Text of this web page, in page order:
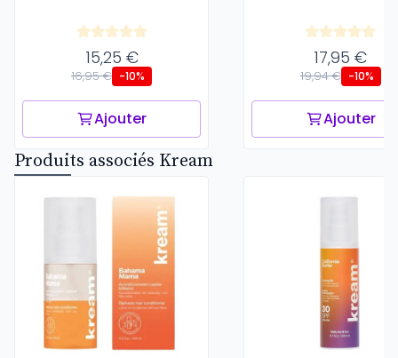
15,25 €
16,95 € -10%
Ajouter
17,95 €
19,94 € -10%
Ajouter
Produits associés Kream